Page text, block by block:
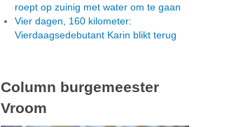
roept op zuinig met water om te gaan
Vier dagen, 160 kilometer:
Vierdaagsedebutant Karin blikt terug
Column burgemeester
Vroom